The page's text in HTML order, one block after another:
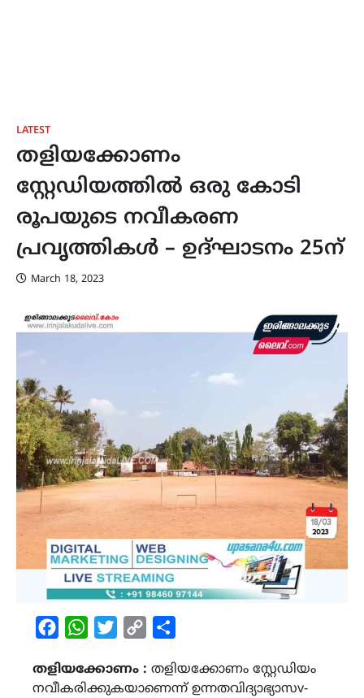
LATEST
തളിയക്കോണം
സ്റ്റേഡിയത്തിൽ ഒരു കോടി
രൂപയുടെ നവീകരണ
പ്രവൃത്തികൾ – ഉദ്ഘാടനം 25ന്
March 18, 2023
FacebookWhatsAppTwitterCopy
തളിയക്കോണം : തളിയക്കോണം സ്റ്റേഡിയം
നവീകരിക്കുകയാണെന്ന് ഉന്നതവിദ്യാഭ്യാസv-